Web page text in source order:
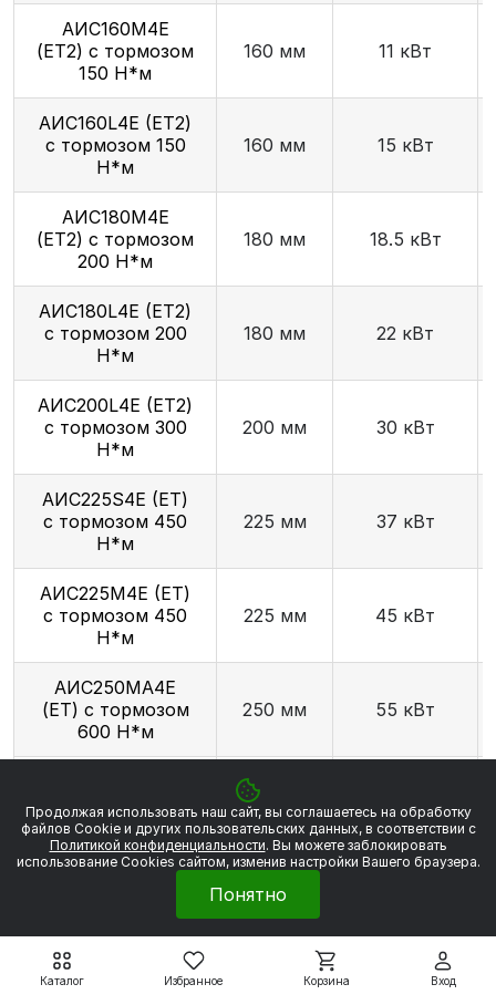
Каталог Избранное Корзина Вход
АИС160М4Е
(ET2) с тормозом
150 Н*м
160 мм 11 кВт
AИC160L4Е (ET2)
с тормозом 150
Н*м
160 мм 15 кВт
АИС180М4Е
(ET2) с тормозом
200 Н*м
180 мм 18.5 кВт
AИC180L4Е (ET2)
с тормозом 200
Н*м
180 мм 22 кВт
AИC200L4Е (ET2)
с тормозом 300
Н*м
200 мм 30 кВт
AИC225S4Е (ET)
с тормозом 450
Н*м
225 мм 37 кВт
АИС225М4Е (ET)
с тормозом 450
Н*м
225 мм 45 кВт
АИС250МА4Е
(ET) с тормозом
600 Н*м
250 мм 55 кВт
600 Н*м
250 мм 75 кВт
AИC280S4Е (ET)
280 мм
АИС280МА4Е
(ET) с тормозом
280 мм 90 кВт
Продолжая использовать наш сайт, вы соглашаетесь на обработку
файлов Сookie и других пользовательских данных, в соответствии с
Политикой конфиденциальности. Вы можете заблокировать
использование Cookies сайтом, изменив настройки Вашего браузера.
Понятно